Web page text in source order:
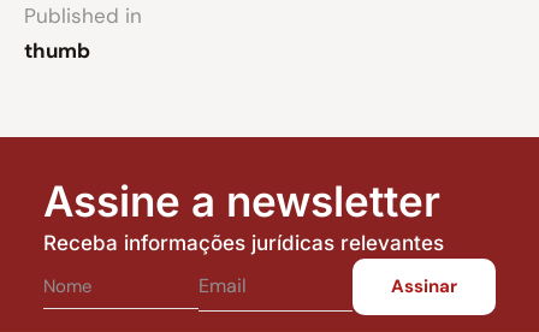
Published in
thumb
Assine a newsletter
Receba informações jurídicas relevantes